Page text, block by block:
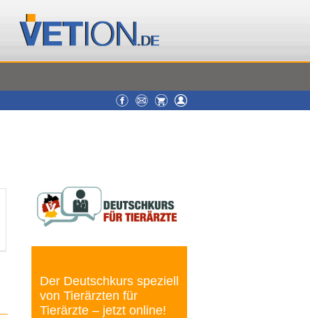
Der Deutschkurs speziell
von Tierärzten für
Tierärzte – jetzt online!